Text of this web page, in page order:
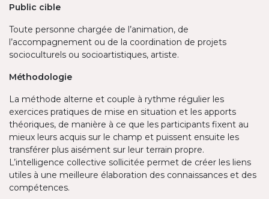
Public cible
Toute personne chargée de l’animation, de
l’accompagnement ou de la coordination de projets
socioculturels ou socioartistiques, artiste.​
Méthodologie
La méthode alterne et couple à rythme régulier les
exercices pratiques de mise en situation et les apports
théoriques, de manière à ce que les participants fixent au
mieux leurs acquis sur le champ et puissent ensuite les
transférer plus aisément sur leur terrain propre.
L’intelligence collective sollicitée permet de créer les liens
utiles à une meilleure élaboration des connaissances et des
compétences.